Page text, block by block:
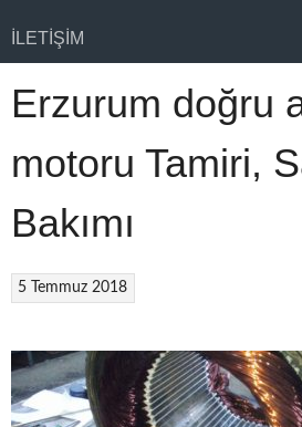
İLETIŞIM
Erzurum doğru
motoru Tamiri,
Bakımı
5 Temmuz 2018